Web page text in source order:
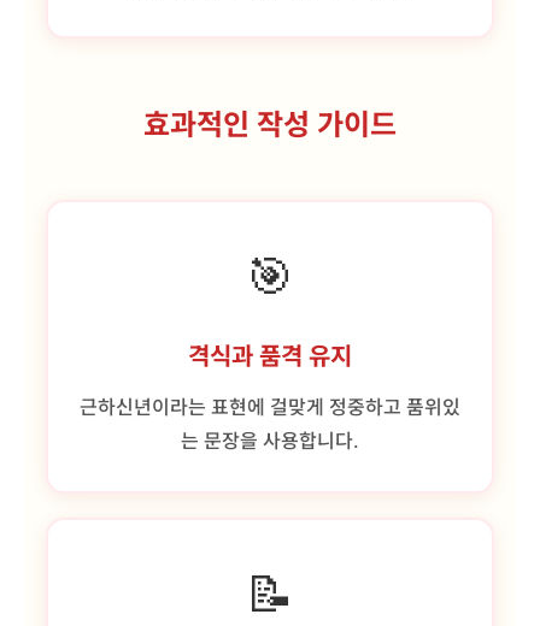
효과적인 작성 가이드
🎯
격식과 품격 유지
근하신년이라는 표현에 걸맞게 정중하고 품위있
는 문장을 사용합니다.
📝